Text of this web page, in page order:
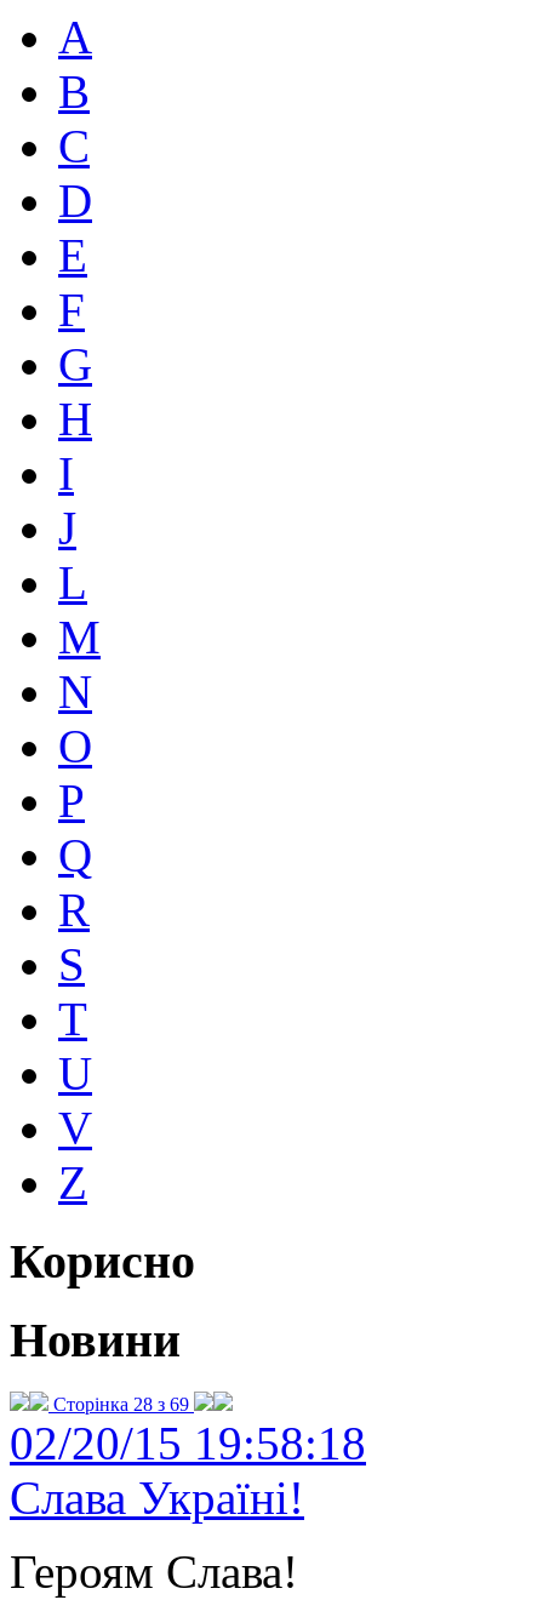
A
B
C
D
E
F
G
H
I
J
L
M
N
O
P
Q
R
S
T
U
V
Z
Корисно
Новини
Сторінка 28 з 69
02/20/15 19:58:18
Слава Україні!
Героям Слава!